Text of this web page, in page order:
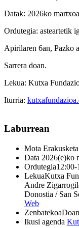
Datak: 2026ko
Ordutegia: asteartetik
Apirilaren 6an, Pazko
Sarrera doan.
Lekua: Kutxa
Iturria:
Laburrean
Mota Erakusketa
Data 2026(e)ko
Ordutegia12:00-
LekuaKutxa
Andre
Donostia / San
Web
ZenbatekoaDoan
Ikusi agenda